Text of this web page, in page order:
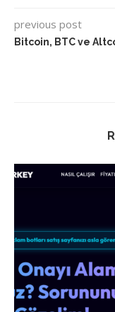
previous post
Bitcoin, BTC ve